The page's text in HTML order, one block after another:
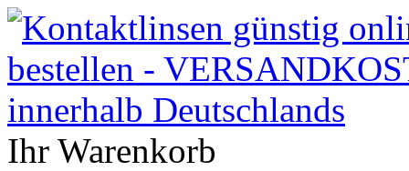
Ihr Warenkorb